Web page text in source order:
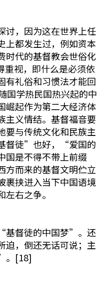
讨，因为这在世界上任
上都发生过，例如资本
时代的基督教会世俗化
视，即什么是必须依
有礼俗和习惯法才能回
国学热民国热兴起的中
崛起作为第二大经济体
主义情结。基督福音要
要与传统文化和民族主
督徒”也好，“爱国的
是不得不带上前缀
而来的基督文明伫立
裹挟进入当下中国语境
右之争。
基督徒的中国梦”。还
，倒还无话可说；主
。[18]